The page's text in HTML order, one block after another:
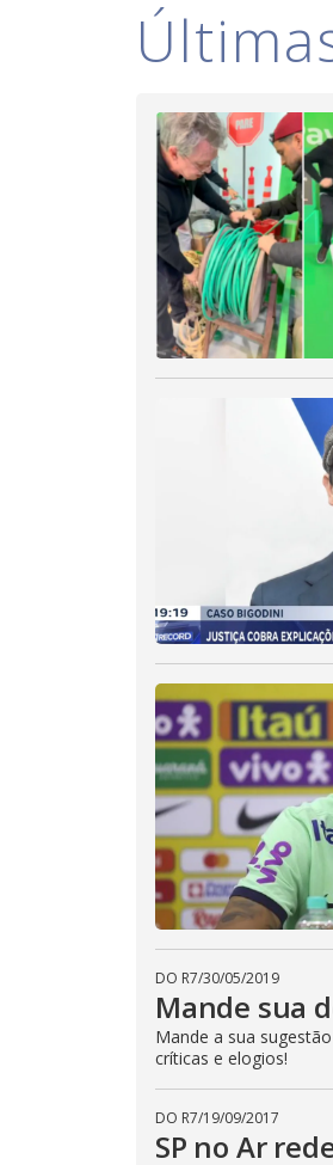
DO R7/30/05/2019
Mande sua
Mande a sua
críticas e elogios!
DO R7/19/09/2017
SP no Ar